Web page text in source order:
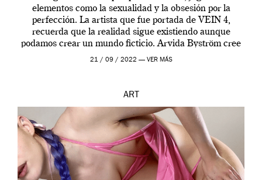
elementos como la sexualidad y la obsesión por la
perfección. La artista que fue portada de VEIN 4,
recuerda que la realidad sigue existiendo aunque
podamos crear un mundo ficticio. Arvida Byström cree
que los humanos tienen un complejo […]
21 / 09 / 2022 — VER MÁS
ART